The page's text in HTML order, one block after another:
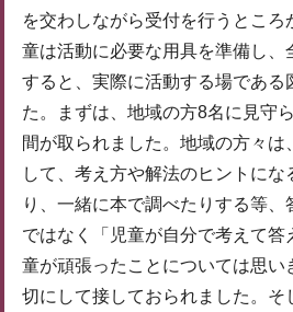
を交わしながら受付を行うところ
童は活動に必要な用具を準備し、
すると、実際に活動する場である
た。まずは、地域の方8名に見守
間が取られました。地域の方々
して、考え方や解法のヒントにな
り、一緒に本で調べたりする等
ではなく「児童が自分で考えて答
童が頑張ったことについては思い
切にして接しておられました。そ